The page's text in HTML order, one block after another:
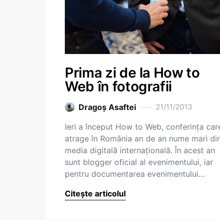
Prima zi de la How to
Web în fotografii
Dragoş Asaftei 21/11/2013
Ieri a început How to Web, conferința
atrage în România an de an nume mari
media digitală internațională. În acest an
sunt blogger oficial al evenimentului, iar
pentru documentarea evenimentului…
Citește articolul